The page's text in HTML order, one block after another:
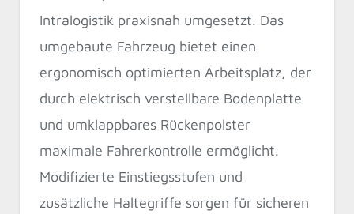
Intralogistik praxisnah umgesetzt. Das
umgebaute Fahrzeug bietet einen
ergonomisch optimierten Arbeitsplatz, der
durch elektrisch verstellbare Bodenplatte
und umklappbares Rückenpolster
maximale Fahrerkontrolle ermöglicht.
Modifizierte Einstiegsstufen und
zusätzliche Haltegriffe sorgen für sicheren